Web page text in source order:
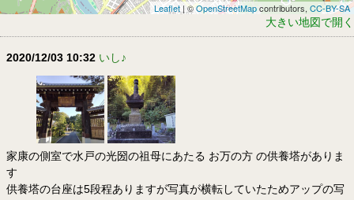
Leaflet | ©OpenStreetMapcontributors, CC-BY-SA
大きい地図で開く
2020/12/03 10:32 いし♪
家康の側室で水戸の光圀の祖母にあたる お万の方 の供養塔がありま
す
供養塔の台座は5段程ありますが写真が横転していたためアップの写